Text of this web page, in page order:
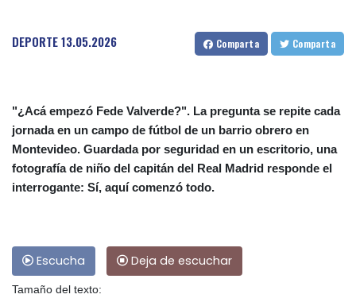
DEPORTE13.05.2026 Comparta Comparta
"¿Acá empezó Fede Valverde?". La pregunta se repite cada
jornada en un campo de fútbol de un barrio obrero en
Montevideo. Guardada por seguridad en un escritorio, una
fotografía de niño del capitán del Real Madrid responde el
interrogante: Sí, aquí comenzó todo.
Escucha Deja de escuchar
Tamaño del texto: